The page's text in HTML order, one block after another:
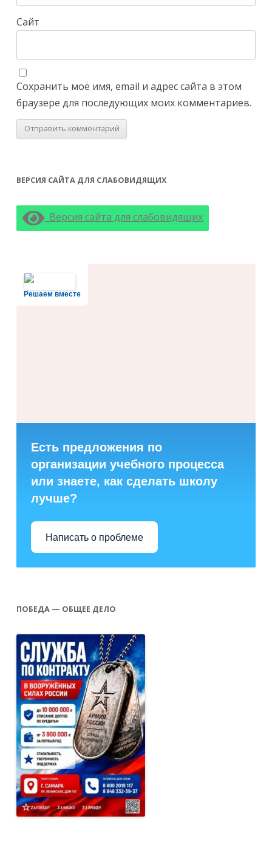
Сайт
Сохранить моё имя, email и адрес сайта в этом
браузере для последующих моих комментариев.
ВЕРСИЯ САЙТА ДЛЯ СЛАБОВИДЯЩИХ
Версия сайта для слабовидящих
Решаем вместе
Есть предложения по
организации учебного процесса
или знаете, как сделать школу
лучше?
Написать о проблеме
ПОБЕДА — ОБЩЕЕ ДЕЛО